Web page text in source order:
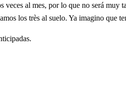
veces al mes, por lo que no será muy
los très al suelo. Ya imagino que